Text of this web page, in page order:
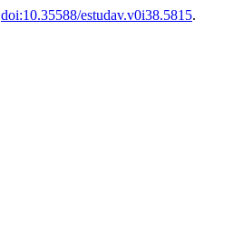
doi:10.35588/estudav.v0i38.5815.